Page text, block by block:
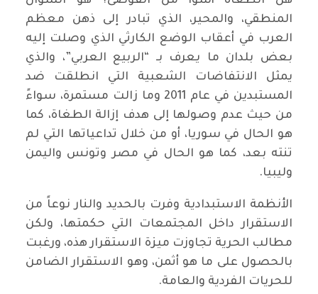
المنطقي، والمحير، الذي تبادر إلى ذهن معظم
العرب في أعقاب الوضع الكارثي الذي وصلت إليه
بعض بلدان ما يعرف بـ “الربيع العربي”، والذي
يمثل الانتفاضات الشعبية التي انطلقت ضد
المستبدين في عام 2011 وما زالت مستمرة، سواءً
من حيث عدم وصولها إلى هدف إزالة الطغاة، كما
هو الحال في سوريا، أو من خلال تداعياتها التي لم
تنته بعد، كما هو الحال في مصر وتونس واليمن
وليبيا.
الأنظمة الاستبدادية وفرت بالحديد والنار نوعاً من
الاستقرار داخل المجتمعات التي حكمتها، ولكن
مطالب الحرية تجاوزت ميزة الاستقرار هذه، ورغبت
بالحصول على ما هو أثمن، وهو الاستقرار الضامن
للحريات الفردية والعامة.